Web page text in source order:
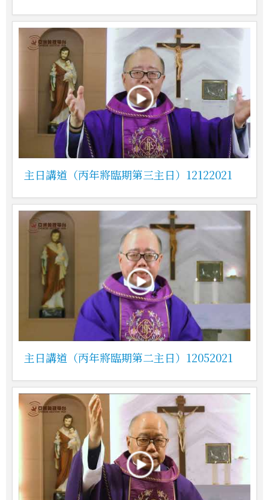
主日講道（丙年將臨期第三主日）12122021
主日講道（丙年將臨期第二主日）12052021